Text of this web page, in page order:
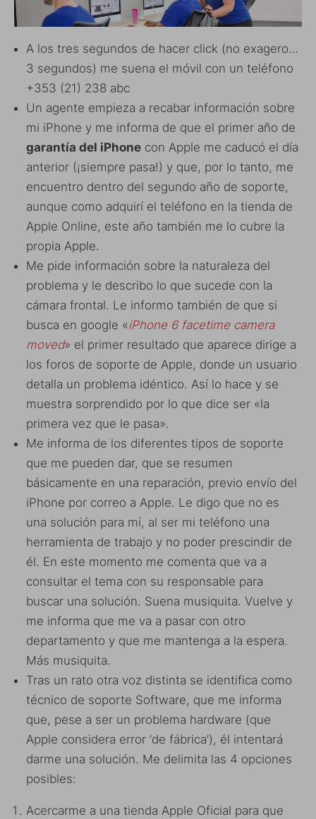
A los tres segundos de hacer click (no exagero…
3 segundos) me suena el móvil con un teléfono
+353 (21) 238 abc
Un agente empieza a recabar información sobre
mi iPhone y me informa de que el primer año de
garantía del iPhone con Apple me caducó el día
anterior (¡siempre pasa!) y que, por lo tanto, me
encuentro dentro del segundo año de soporte,
aunque como adquirí el teléfono en la tienda de
Apple Online, este año también me lo cubre la
propia Apple.
Me pide información sobre la naturaleza del
problema y le describo lo que sucede con la
cámara frontal. Le informo también de que si
busca en google «iPhone 6 facetime camera
moved» el primer resultado que aparece dirige a
los foros de soporte de Apple, donde un usuario
detalla un problema idéntico. Así lo hace y se
muestra sorprendido por lo que dice ser «la
primera vez que le pasa».
Me informa de los diferentes tipos de soporte
que me pueden dar, que se resumen
básicamente en una reparación, previo envío del
iPhone por correo a Apple. Le digo que no es
una solución para mí, al ser mi teléfono una
herramienta de trabajo y no poder prescindir de
él. En este momento me comenta que va a
consultar el tema con su responsable para
buscar una solución. Suena musiquita. Vuelve y
me informa que me va a pasar con otro
departamento y que me mantenga a la espera.
Más musiquita.
Tras un rato otra voz distinta se identifica como
técnico de soporte Software, que me informa
que, pese a ser un problema hardware (que
Apple considera error ‘de fábrica’), él intentará
darme una solución. Me delimita las 4 opciones
posibles:
Acercarme a una tienda Apple Oficial para que